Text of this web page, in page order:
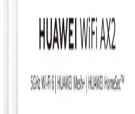
6 AX1800MBPS Adaptör ile
Kablosuz Bağlantı
adaptörü, yüksek hız, stabil
internet deneyiminizi optimize
Gelişmiş Özelliklere Sahip
Android TV Kutusu
performanslı Android 11 işletim